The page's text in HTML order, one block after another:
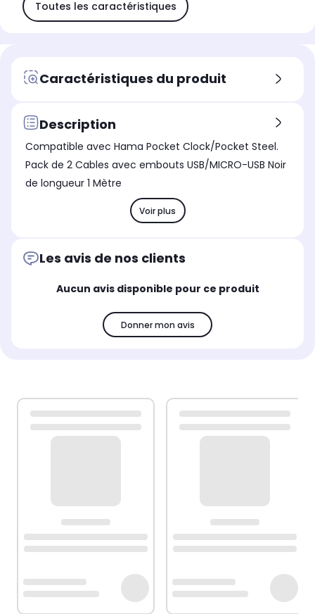
Toutes les caractéristiques
Caractéristiques du produit
Description
Compatible avec Hama Pocket Clock/Pocket Steel.
Pack de 2 Cables avec embouts USB/MICRO-USB Noir
de longueur 1 Mètre
Voir plus
Les avis de nos clients
Aucun avis disponible pour ce produit
Donner mon avis